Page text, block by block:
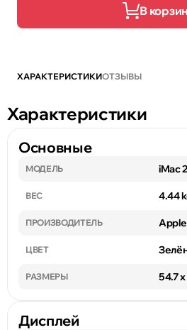
В
ХАРАКТЕРИСТИКИОТЗЫВЫ
Характеристики
Основные
МОДЕЛЬ iMac
ВЕС 4.44
ПРОИЗВОДИТЕЛЬ Apple
ЦВЕТ
РАЗМЕРЫ 54.7
Дисплей